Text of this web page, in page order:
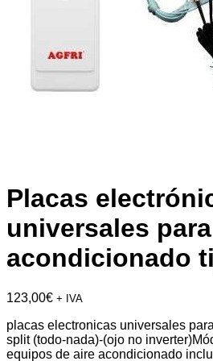
Placas
universales
acondicionado
123,00€ + IVA
placas electronicas universales
split (todo-nada)-(ojo no
equipos de aire acondicionado